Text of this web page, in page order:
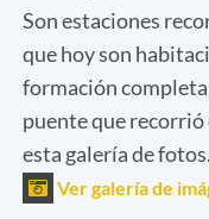
Son estaciones
que hoy son
formación completa
puente que recorrió
esta galería de fotos.
Ver galería de